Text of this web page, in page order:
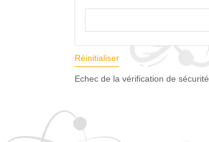
Réinitialiser
Echec de la vérification de sécurité